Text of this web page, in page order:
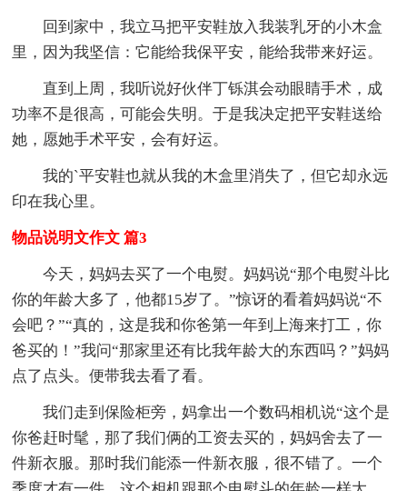
回到家中，我立马把平安鞋放入我装乳牙的小木盒
里，因为我坚信：它能给我保平安，能给我带来好运。
直到上周，我听说好伙伴丁铄淇会动眼睛手术，成
功率不是很高，可能会失明。于是我决定把平安鞋送给
她，愿她手术平安，会有好运。
我的`平安鞋也就从我的木盒里消失了，但它却永远
印在我心里。
物品说明文作文 篇3
今天，妈妈去买了一个电熨。妈妈说“那个电熨斗比
你的年龄大多了，他都15岁了。”惊讶的看着妈妈说“不
会吧？”“真的，这是我和你爸第一年到上海来打工，你
爸买的！”我问“那家里还有比我年龄大的东西吗？”妈妈
点了点头。便带我去看了看。
我们走到保险柜旁，妈拿出一个数码相机说“这个是
你爸赶时髦，那了我们俩的工资去买的，妈妈舍去了一
件新衣服。那时我们能添一件新衣服，很不错了。一个